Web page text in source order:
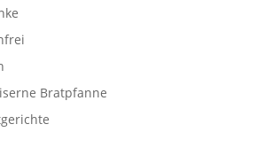
Bratpfanne